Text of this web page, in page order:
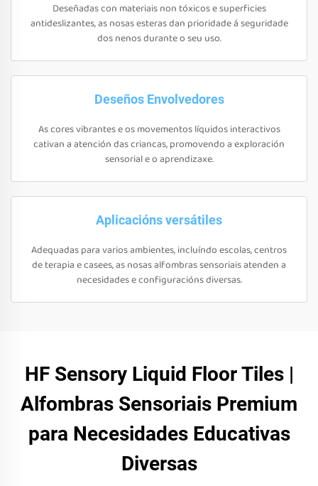
Deseñadas con materiais non tóxicos e superficies
antideslizantes, as nosas esteras dan prioridade á seguridade
dos nenos durante o seu uso.
Deseños Envolvedores
As cores vibrantes e os movementos líquidos interactivos
cativan a atención das criancas, promovendo a exploración
sensorial e o aprendizaxe.
Aplicacións versátiles
Adequadas para varios ambientes, incluíndo escolas, centros
de terapia e casees, as nosas alfombras sensoriais atenden a
necesidades e configuracións diversas.
HF Sensory Liquid Floor Tiles |
Alfombras Sensoriais Premium
para Necesidades Educativas
Diversas